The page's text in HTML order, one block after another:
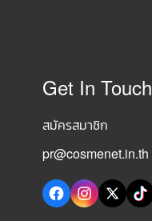
Get In Touch
สมัครสมาชิก
pr@cosmenet.in.th